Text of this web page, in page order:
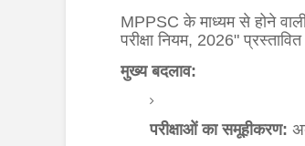
MPPSC के माध्यम से होने
परीक्षा नियम, 2026"
मुख्य बदलाव:
परीक्षाओं का समूहीकरण: